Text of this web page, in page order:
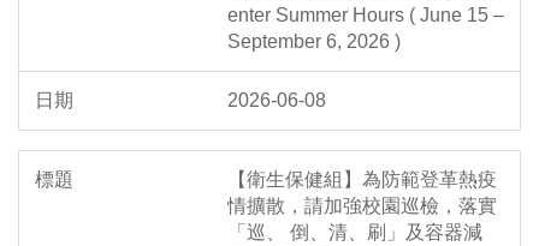
enter Summer Hours ( June 15 –
September 6, 2026 )
2026-06-08
【衛生保健組】為防範登革熱疫
情擴散，請加強校園巡檢，落實
「巡、 倒、清、刷」及容器減